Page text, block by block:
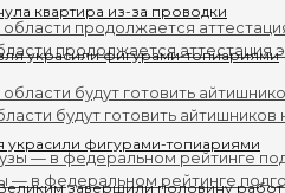
продолжается аттестация
будут готовить айтишников
— в федеральном рейтинге
квартира из-за проводки
украсили фигурами-топиариями